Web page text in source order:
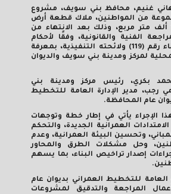
هاني غنيم، محافظ بني سويف، مشروع
من المواطنين، ملاك قطعة أرض
بمساحة تزيد على 18 ألف متر مربع، وذلك بعد الانتهاء من
الفنية والقانونية، وفقًا لأحكام
واشتراطات قانون البناء رقم (119) ولائحته التنفيذية، بمعرفة
لمركز ومدينة بني سويف والديوان
بكري، رئيس مركز ومدينة بني
رجب، مدير الإدارة العامة للتخطيط
عام المحافظة.
الإجراء يأتي في إطار خطة وتوجهات
العمرانية الجديدة، والتحكم
وتحسين البيئة العمرانية، وعدم
وحل مشكلات الطرق والمحاور
إصدار تراخيص البناء، بما يسهم
العامة للتخطيط العمراني بديوان عام
المراجعة والتدقيق لمشروعات